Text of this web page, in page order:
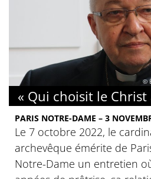
©
« Qui choisit le Christ
PARIS NOTRE-DAME – 3
Le 7 octobre 2022, le
archevêque émérite de
Notre-Dame un entretien